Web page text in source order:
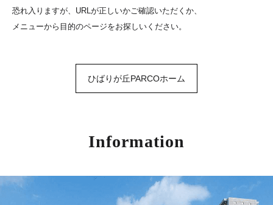
恐れ入りますが、URLが正しいかご確認いただくか、
メニューから目的のページをお探しいください。
ひばりが丘PARCOホーム
Information